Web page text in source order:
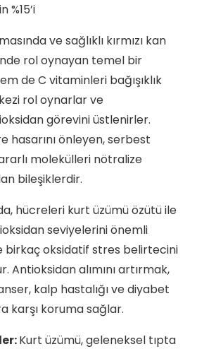
%15’i
ve sağlıklı kırmızı kan
rol oynayan temel bir
de C vitaminleri bağışıklık
rol oynarlar ve
görevini üstlenirler.
hasarını önleyen, serbest
molekülleri nötralize
bileşiklerdir.
hücreleri kurt üzümü özütü ile
seviyelerini önemli
birkaç oksidatif stres belirtecini
Antioksidan alımını artırmak,
kalp hastalığı ve diyabet
karşı koruma sağlar.
Kurt üzümü, geleneksel tıpta